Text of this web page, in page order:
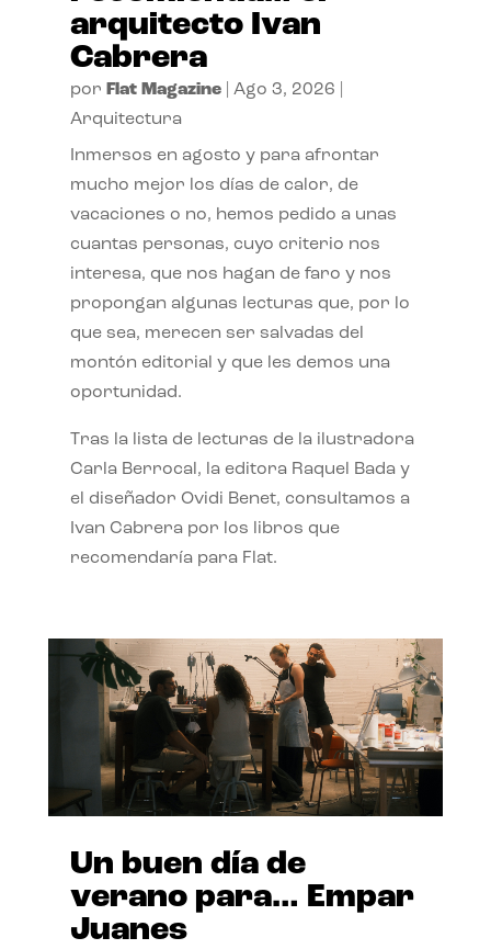
arquitecto Ivan
Cabrera
por Flat Magazine| Ago 3, 2026
Arquitectura
Inmersos en agosto y para afrontar
mucho mejor los días de calor, de
vacaciones o no, hemos pedido a unas
cuantas personas, cuyo criterio nos
interesa, que nos hagan de faro y nos
propongan algunas lecturas que, por lo
que sea, merecen ser salvadas del
montón editorial y que les demos una
oportunidad.
Tras la lista de lecturas de la ilustradora
Carla Berrocal, la editora Raquel Bada y
el diseñador Ovidi Benet, consultamos a
Ivan Cabrera por los libros que
recomendaría para Flat.
Un buen día de
verano para… Empar
Juanes